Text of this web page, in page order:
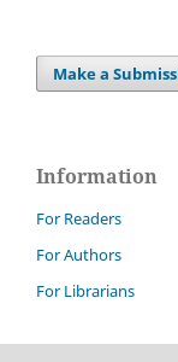
Make a
Information
For Readers
For Authors
For Librarians